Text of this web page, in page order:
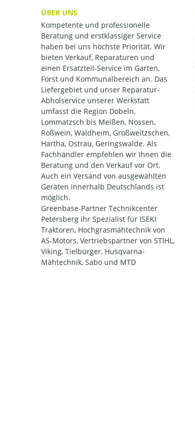
ÜBER UNS
Kompetente und professionelle
Beratung und erstklassiger Service
haben bei uns höchste Priorität. Wir
bieten Verkauf, Reparaturen und
einen Ersatzteil-Service im Garten,
Forst und Kommunalbereich an. Das
Liefergebiet und unser Reparatur-
Abholservice unserer Werkstatt
umfasst die Region Döbeln,
Lommatzsch bis Meißen, Nossen,
Roßwein, Waldheim, Großweitzschen,
Hartha, Ostrau, Geringswalde. Als
Fachhändler empfehlen wir Ihnen die
Beratung und den Verkauf vor Ort.
Auch ein Versand von ausgewählten
Geräten innerhalb Deutschlands ist
möglich.
Greenbase-Partner Technikcenter
Petersberg ihr Spezialist für ISEKI
Traktoren, Hochgrasmähtechnik von
AS-Motors, Vertriebspartner von STIHL,
Viking, Tielbürger, Husqvarna-
Mähtechnik, Sabo und MTD